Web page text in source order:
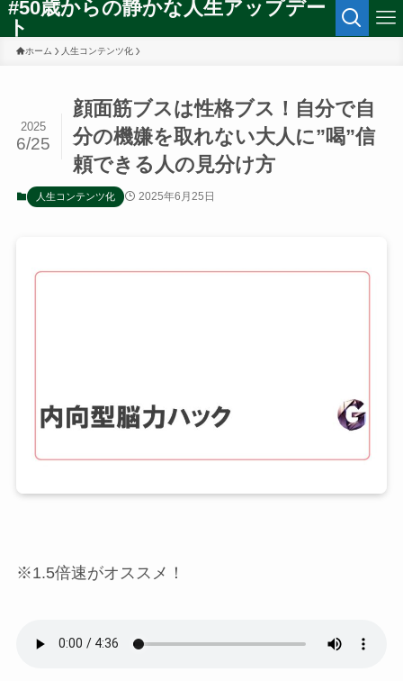
#50歳からの静かな人生アップデー
ト
ホーム 人生コンテンツ化
顔面筋ブスは性格ブス！自分で自
分の機嫌を取れない大人に”喝”信
頼できる人の見分け方
2025
6/25
人生コンテンツ化 2025年6月25日
※1.5倍速がオススメ！